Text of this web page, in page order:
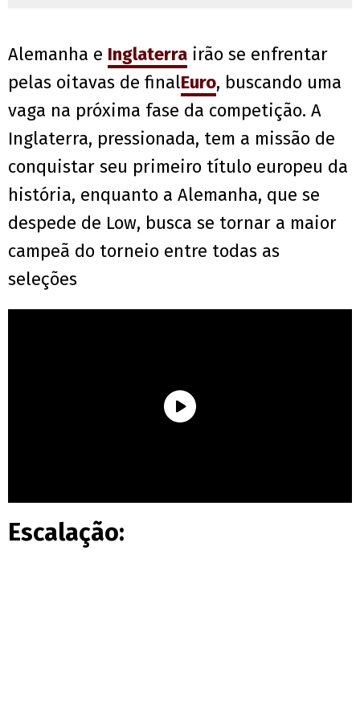
Alemanha e Inglaterra irão se enfrentar
pelas oitavas de finalEuro, buscando uma
vaga na próxima fase da competição. A
Inglaterra, pressionada, tem a missão de
conquistar seu primeiro título europeu da
história, enquanto a Alemanha, que se
despede de Low, busca se tornar a maior
campeã do torneio entre todas as
seleções
Escalação: